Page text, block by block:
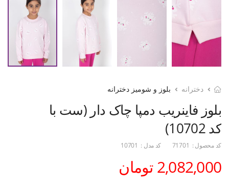
دخترانه بلوز و شومیز دخترانه
بلوز فاینریب دمپا چاک دار (ست با
کد 10702)
کد محصول : 71701 کد مدل : 10701
2,082,000 تومان